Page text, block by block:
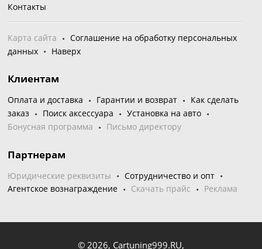
Контакты
Карта сайта
Соглашение на обработку персональных
данных
Наверх
Клиентам
Оплата и доставка Гарантии и возврат
Как сделать
заказ
Поиск аксессуара
Установка на авто
Бонусная программа
Письмо директору
Партнерам
Юридические реквизиты
Сотрудничество и опт
Агентское вознаграждение
Скачать прайс Реклама
© 2026, Cartuning999.RU,